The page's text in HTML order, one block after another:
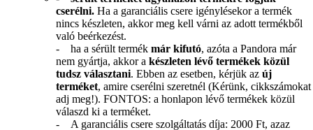
cserélni. Ha a garanciális csere igénylésekor a termék
nincs készleten, akkor meg kell várni az adott termékből
való beérkezést.
- ha a sérült termék már kifutó, azóta a Pandora már
nem gyártja, akkor a készleten lévő termékek közül
tudsz választani. Ebben az esetben, kérjük az új
terméket, amire cserélni szeretnél (Kérünk, cikkszámokat
adj meg!). FONTOS: a honlapon lévő termékek közül
válaszd ki a terméket.
- A garanciális csere szolgáltatás díja: 2000 Ft, azaz